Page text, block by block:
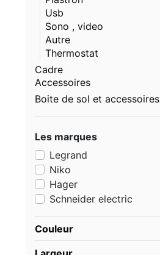
Usb
Sono , video
Autre
Thermostat
Cadre
Accessoires
Boite de sol et accessoires
Les marques
Legrand
Niko
Hager
Schneider electric
Couleur